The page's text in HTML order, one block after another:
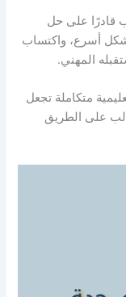
قادرًا على حل
أسرع، واكتساب
المهني.
متكاملة تجعل
على الطريق